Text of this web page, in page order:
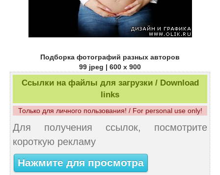
Подборка фотографий разных авторов
99 jpeg | 600 x 900
Ссылки на файлы для загрузки / Download
links
Только для личного пользования! / For personal use only!
Для получения ссылок, посмотрите
короткую рекламу
Нажмите для просмотра